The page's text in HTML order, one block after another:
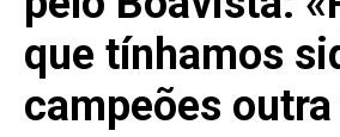
que tínhamos
campeões outra